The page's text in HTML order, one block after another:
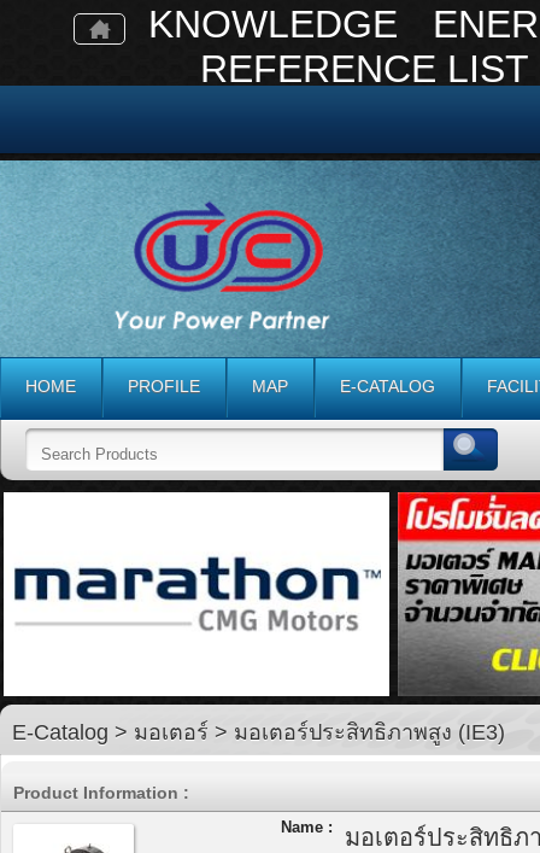
KNOWLEDGE
REFERENCE LIST
HOME PROFILE MAP E-CATALOG
E-Catalog > มอเตอร์ > มอเตอร์ประสิทธิภาพสูง (IE3)
Product Information :
Name : มอเตอร์ประสิทธิภ